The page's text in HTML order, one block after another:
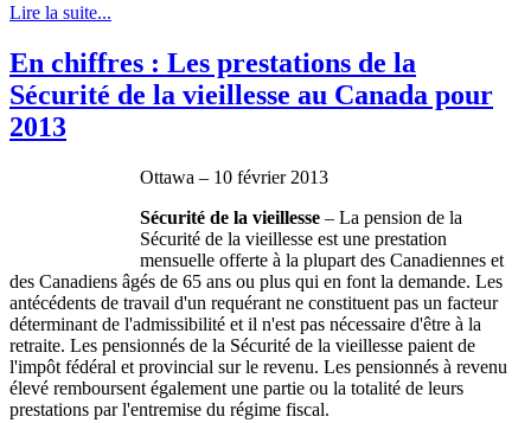
Lire la suite...
En chiffres : Les prestations de la
Sécurité de la vieillesse au Canada pour
2013
Ottawa – 10 février2013
Sécurité de la vieillesse – La pension de la
Sécurité de la vieillesse est une prestation
mensuelle offerte à la plupart des Canadiennes et
des Canadiens âgés de 65 ans ou plus qui en font la demande. Les
antécédents de travail d'un requérant ne constituent pas un facteur
déterminant de l'admissibilité et il n'est pas nécessaire d'être à la
retraite. Les pensionnés de la Sécurité de la vieillesse paient de
l'impôt fédéral et provincial surle revenu. Les pensionnés à revenu
élevé remboursent également une partie ou la totalité de leurs
prestations parl'entremise du régime fiscal.